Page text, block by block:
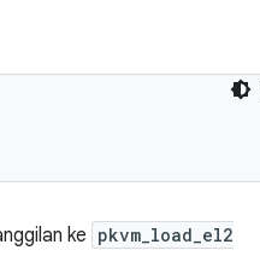
ke pkvm_load_el2